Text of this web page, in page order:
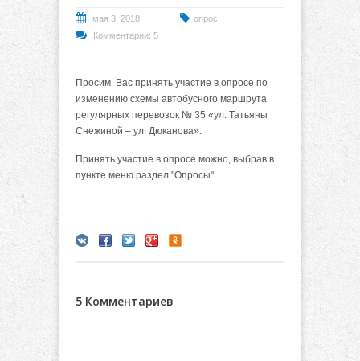
мая 3, 2018
опрос
Комментарии: 5
Просим Вас принять участие в опросе по
изменению схемы автобусного маршрута
регулярных перевозок № 35 «ул. Татьяны
Снежиной – ул. Дюканова».
Принять участие в опросе можно, выбрав в
пункте меню раздел "Опросы".
5 Комментариев